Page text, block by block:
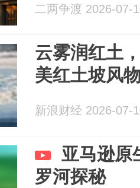
二两争渡 2026-07-
云雾润红土
美红土坡风
新浪财经 2026-07-
亚马逊原
罗河探秘